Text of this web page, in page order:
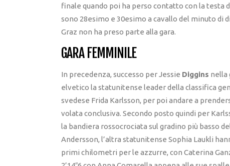
finale quando poi ha perso contatto con la testa
sono 28esimo e 30esimo a cavallo del minuto di
Graz non ha preso parte alla gara.
GARA FEMMINILE
In precedenza, successo per Jessie Diggins nella
elvetico la statunitense leader della classifica
svedese Frida Karlsson, per poi andare a
volata conclusiva. Secondo posto quindi per
la bandiera rossocrociata sul gradino più basso
Andersson, l’altra statunitense Sophia Laukli
primi chilometri per le azzurre, con Caterina